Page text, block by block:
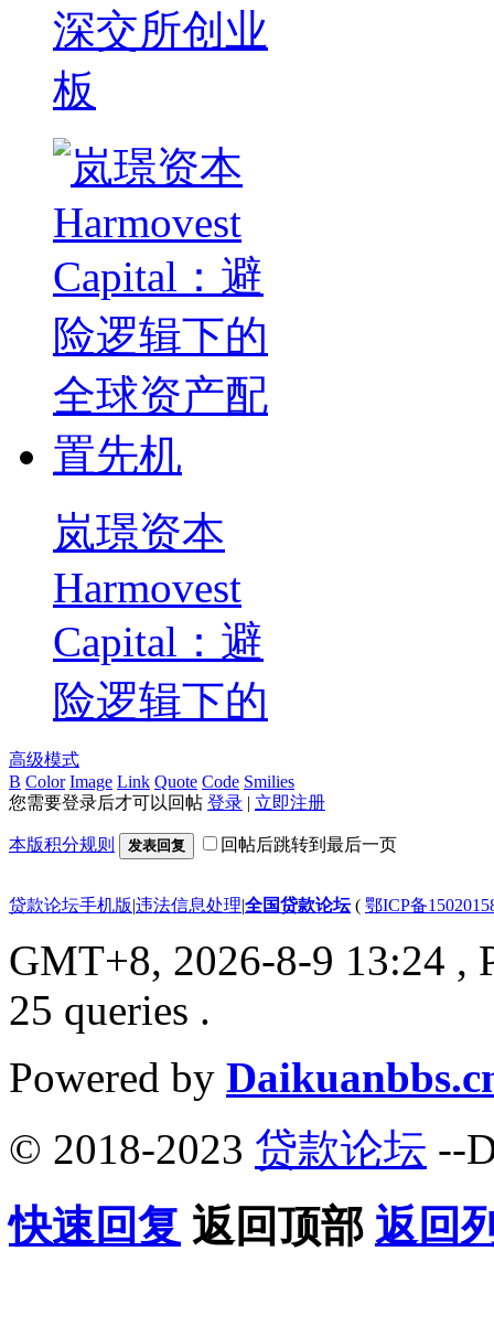
深交所创业
板
岚璟资本
Harmovest
Capital：避
险逻辑下的
高级模式
B Color Image Link Quote Code Smilies
您需要登录后才可以回帖 登录 | 立即注册
本版积分规则 发表回复 回帖后跳转到最后一页
贷款论坛手机版|违法信息处理|全国贷款论坛( 鄂ICP备
GMT+8, 2026-8-9 13:24 ,
25 queries .
Powered by
© 2018-2023 贷款论坛 --
快速回复 返回顶部 返回